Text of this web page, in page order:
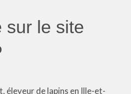
sur le site
éleveur de lapins en Ille-et-